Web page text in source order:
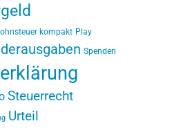
kompakt Play
Spenden
Steuerrecht
Urteil